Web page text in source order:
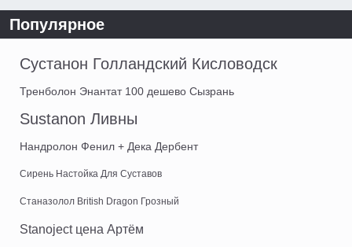
Популярное
Сустанон Голландский Кисловодск
Тренболон Энантат 100 дешево Сызрань
Sustanon Ливны
Нандролон Фенил + Дека Дербент
Сирень Настойка Для Суставов
Станазолол British Dragon Грозный
Stanoject цена Артём